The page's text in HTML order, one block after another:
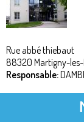
Rue abbé thiebaut
88320 Martigny-
Responsable: